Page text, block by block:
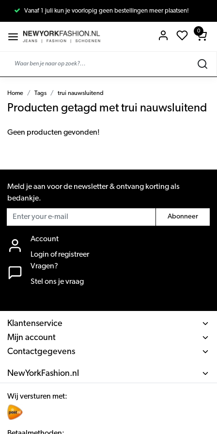
Vanaf 1 juli kun je voorlopig geen bestellingen meer plaatsen!
0
Home Tags trui nauwsluitend
Producten getagd met trui nauwsluitend
Geen producten gevonden!
Meld je aan voor de newsletter & ontvang korting als
bedankje.
Abonneer
Account
Login of registreer
Vragen?
Stel ons je vraag
Klantenservice
Mijn account
Contactgegevens
NewYorkFashion.nl
Wij versturen met: